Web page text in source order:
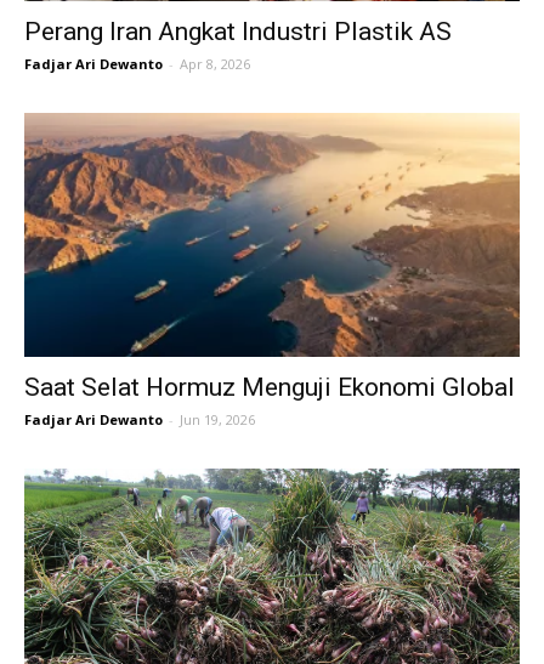
Perang Iran Angkat Industri Plastik AS
Fadjar Ari Dewanto - Apr 8, 2026
Saat Selat Hormuz Menguji Ekonomi Global
Fadjar Ari Dewanto - Jun 19, 2026